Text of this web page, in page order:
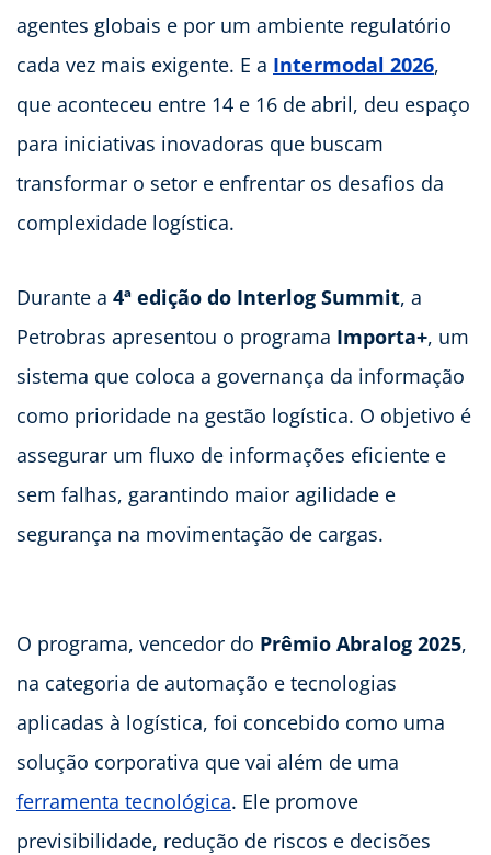
agentes globais e por um ambiente regulatório
cada vez mais exigente. E a Intermodal 2026,
que aconteceu entre 14 e 16 de abril, deu espaço
para iniciativas inovadoras que buscam
transformar o setor e enfrentar os desafios da
complexidade logística.
Durante a 4ª edição do Interlog Summit, a
Petrobras apresentou o programa Importa+, um
sistema que coloca a governança da informação
como prioridade na gestão logística. O objetivo é
assegurar um fluxo de informações eficiente e
sem falhas, garantindo maior agilidade e
segurança na movimentação de cargas.
O programa, vencedor do Prêmio Abralog 2025,
na categoria de automação e tecnologias
aplicadas à logística, foi concebido como uma
solução corporativa que vai além de uma
ferramenta tecnológica. Ele promove
previsibilidade, redução de riscos e decisões